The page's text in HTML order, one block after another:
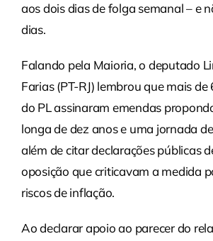
aos dois dias de folga semanal – e
dias.
Falando pela Maioria, o deputado
Farias (PT-RJ) lembrou que mais
do PL assinaram emendas
longa de dez anos e uma jornada
além de citar declarações públicas
oposição que criticavam a medida
riscos de inflação.
Ao declarar apoio ao parecer do